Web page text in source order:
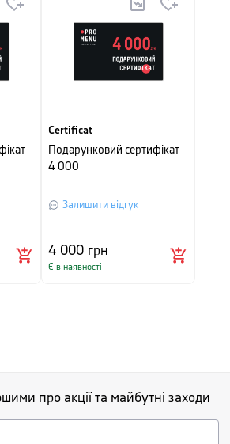
Certificat
Подарунковий сертифікат
4 000
Залишити відгук
4 000 грн
Є в наявності
про акції та майбутні заходи